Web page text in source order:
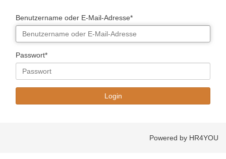
Benutzername oder E-Mail-Adresse*
Passwort*
Powered by HR4YOU